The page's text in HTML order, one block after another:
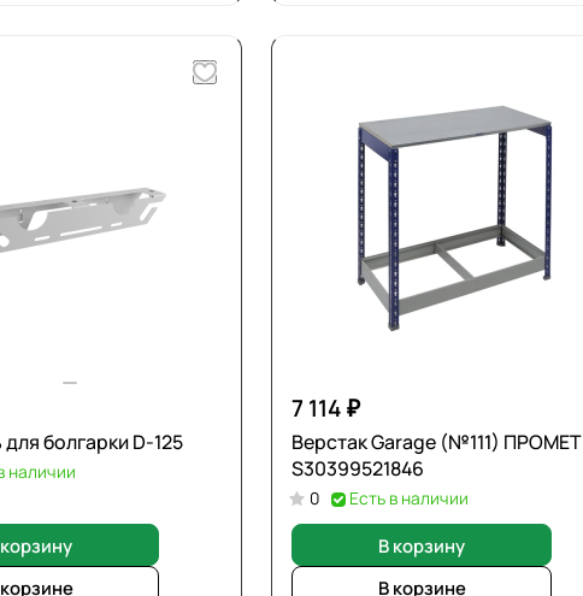
болгарки D-125
наличии
7 114 ₽
Верстак Garage (№111) ПРОМЕТ
S30399521846
0 Есть в наличии
В корзину
В корзине